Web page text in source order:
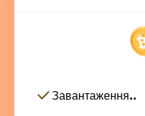
Завантаження..